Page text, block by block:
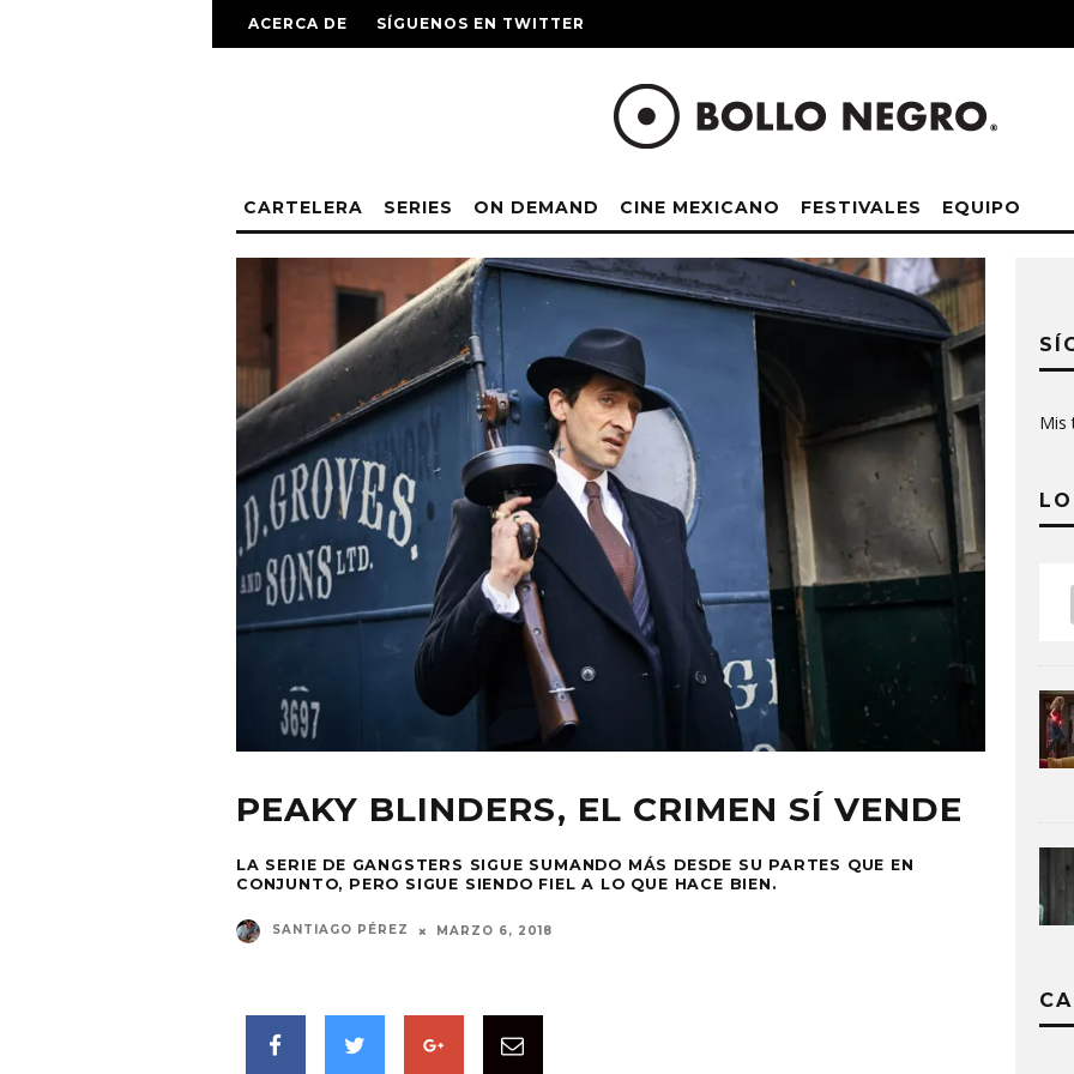
ACERCA DE SÍGUENOS EN TWITTER
CARTELERA SERIES ON DEMAND CINE MEXICANO FESTIVALES EQUIPO
PEAKY BLINDERS, EL CRIMEN SÍ VENDE
LA SERIE DE GANGSTERS SIGUE SUMANDO MÁS DESDE SU PARTES QUE EN
CONJUNTO, PERO SIGUE SIENDO FIEL A LO QUE HACE BIEN.
SANTIAGO PÉREZ MARZO 6, 2018
Mis